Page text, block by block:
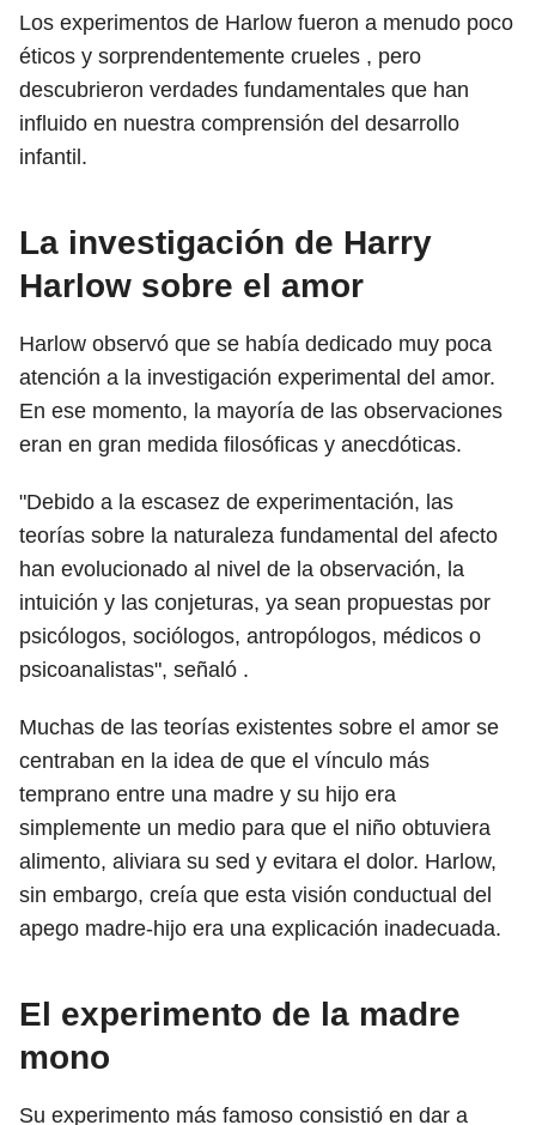
Los experimentos de Harlow fueron a menudo poco
éticos y sorprendentemente crueles , pero
descubrieron verdades fundamentales que han
influido en nuestra comprensión del desarrollo
infantil.
La investigación de Harry
Harlow sobre el amor
Harlow observó que se había dedicado muy poca
atención a la investigación experimental del amor.
En ese momento, la mayoría de las observaciones
eran en gran medida filosóficas y anecdóticas.
"Debido a la escasez de experimentación, las
teorías sobre la naturaleza fundamental del afecto
han evolucionado al nivel de la observación, la
intuición y las conjeturas, ya sean propuestas por
psicólogos, sociólogos, antropólogos, médicos o
psicoanalistas", señaló .
Muchas de las teorías existentes sobre el amor se
centraban en la idea de que el vínculo más
temprano entre una madre y su hijo era
simplemente un medio para que el niño obtuviera
alimento, aliviara su sed y evitara el dolor. Harlow,
sin embargo, creía que esta visión conductual del
apego madre-hijo era una explicación inadecuada.
El experimento de la madre
mono
Su experimento más famoso consistió en dar a